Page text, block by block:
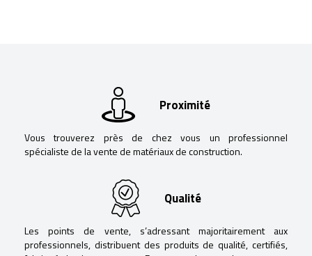
Proximité
Vous trouverez près de chez vous un professionnel
spécialiste de la vente de matériaux de construction.
Qualité
Les points de vente, s’adressant majoritairement aux
professionnels, distribuent des produits de qualité, certifiés,